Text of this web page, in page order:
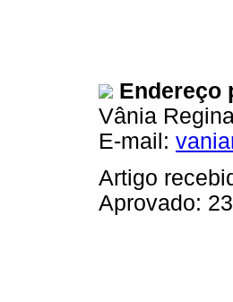
Endereço
Vânia
E-mail:
Artigo
Aprovado: